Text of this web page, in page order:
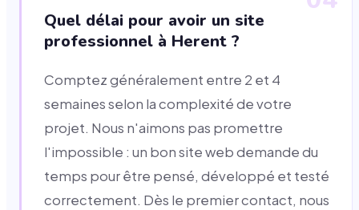
Quel délai pour avoir un site
professionnel à Herent ?
Comptez généralement entre 2 et 4
semaines selon la complexité de votre
projet. Nous n'aimons pas promettre
l'impossible : un bon site web demande du
temps pour être pensé, développé et testé
correctement. Dès le premier contact, nous